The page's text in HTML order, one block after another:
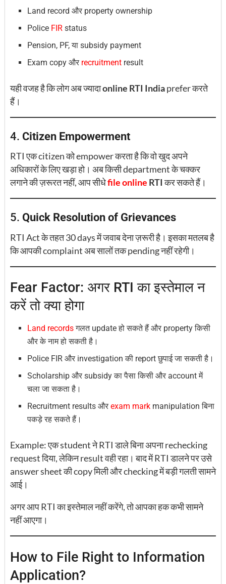
Land record और property ownership
Police FIR status
Pension, PF, या subsidy payment
Exam copy और recruitment result
यही वजह है कि लोग अब ज्यादाonline RTI Indiaprefer करते
हैं।
4. Citizen Empowerment
RTI एक citizen को empower करता है कि वो खुद अपने
अधिकारों के लिए खड़ा हो। अब किसी department के चक्कर
लगाने की ज़रूरत नहीं, आप सीधेfile online RTIकर सकते हैं।
5. Quick Resolution of Grievances
RTI Act के तहत 30 days में जवाब देना ज़रूरी है। इसका मतलब है
कि आपकी complaint अब सालों तक pending नहीं रहेगी।
Fear Factor: अगर RTI का इस्तेमाल न
करें तो क्या होगा
Land recordsगलत update हो सकते हैं और property किसी
और के नाम हो सकती है।
Police FIR और investigation की report छुपाई जा सकती है।
Scholarship और subsidy का पैसा किसी और account में
चला जा सकता है।
Recruitment results औरexam mark manipulation बिना
पकड़े रह सकते हैं।
Example: एक student ने RTI डाले बिना अपना rechecking
request दिया, लेकिन result वही रहा। बाद में RTI डालने पर उसे
answer sheet की copy मिली और checking में बड़ी गलती सामने
आई।
अगर आप RTI का इस्तेमाल नहीं करेंगे, तो आपका हक कभी सामने
नहीं आएगा।
How to File Right to Information
Application?